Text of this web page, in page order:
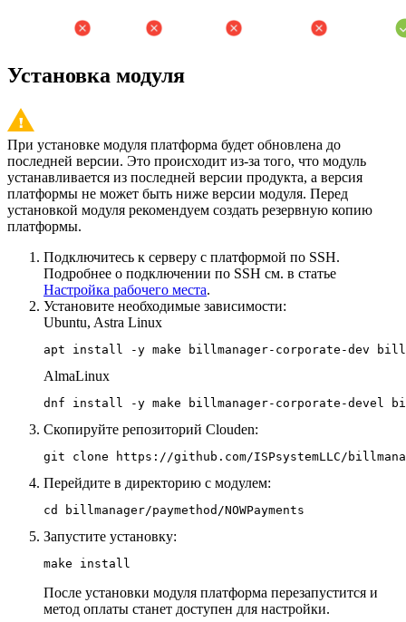
Установка модуля
При установке модуля платформа будет обновлена до
последней версии. Это происходит из-за того, что модуль
устанавливается из последней версии продукта, а версия
платформы не может быть ниже версии модуля. Перед
установкой модуля рекомендуем создать резервную копию
платформы.
Подключитесь к серверу с платформой по SSH.
Подробнее о подключении по SSH см. в статье
Настройка рабочего места.
Установите необходимые зависимости:
Ubuntu, Astra Linux
apt install -y make billmanager-corporate-dev
AlmaLinux
dnf install -y make billmanager-corporate-devel
Скопируйте репозиторий Clouden:
git clone https://github.com/ISPsystemLLC/
Перейдите в директорию с модулем:
cd billmanager/paymethod/NOWPayments
Запустите установку:
make install
После установки модуля платформа перезапустится и
метод оплаты станет доступен для настройки.